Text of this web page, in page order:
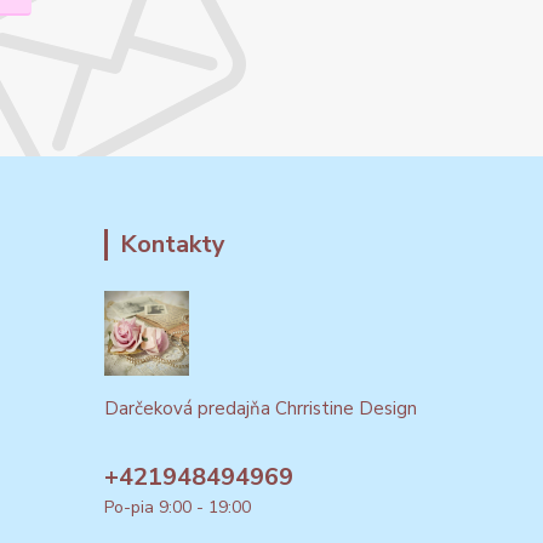
Kontakty
Darčeková predajňa Chrristine Design
+421948494969
Po-pia 9:00 - 19:00